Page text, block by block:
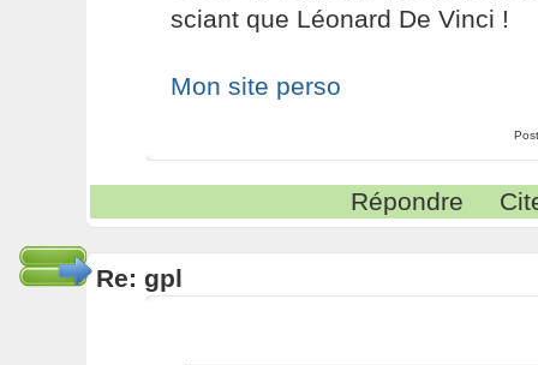
sciant que Léonard De Vinci !
Mon site perso
Répondre
Re: gpl